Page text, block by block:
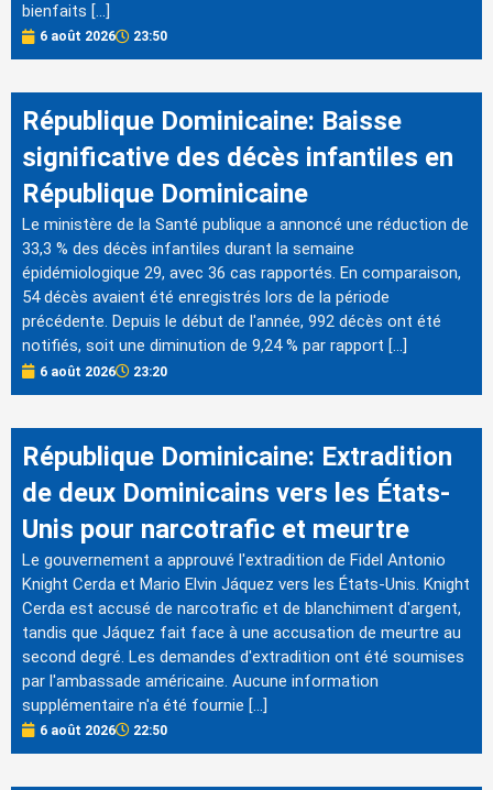
bienfaits […]
6 août 2026 23:50
République Dominicaine: Baisse
significative des décès infantiles en
République Dominicaine
Le ministère de la Santé publique a annoncé une réduction de
33,3 % des décès infantiles durant la semaine
épidémiologique 29, avec 36 cas rapportés. En comparaison,
54 décès avaient été enregistrés lors de la période
précédente. Depuis le début de l'année, 992 décès ont été
notifiés, soit une diminution de 9,24 % par rapport […]
6 août 2026 23:20
République Dominicaine: Extradition
de deux Dominicains vers les États-
Unis pour narcotrafic et meurtre
Le gouvernement a approuvé l'extradition de Fidel Antonio
Knight Cerda et Mario Elvin Jáquez vers les États-Unis. Knight
Cerda est accusé de narcotrafic et de blanchiment d'argent,
tandis que Jáquez fait face à une accusation de meurtre au
second degré. Les demandes d'extradition ont été soumises
par l'ambassade américaine. Aucune information
supplémentaire n'a été fournie […]
6 août 2026 22:50